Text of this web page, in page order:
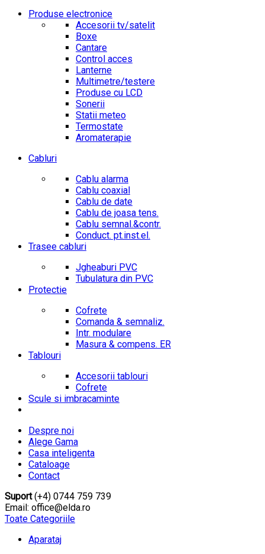
Produse electronice
Accesorii tv/satelit
Boxe
Cantare
Control acces
Lanterne
Multimetre/testere
Produse cu LCD
Sonerii
Statii meteo
Termostate
Aromaterapie
Cabluri
Cablu alarma
Cablu coaxial
Cablu de date
Cablu de joasa tens.
Cablu semnal.&contr.
Conduct. pt.inst.el.
Trasee cabluri
Jgheaburi PVC
Tubulatura din PVC
Protectie
Cofrete
Comanda & semnaliz.
Intr. modulare
Masura & compens. ER
Tablouri
Accesorii tablouri
Cofrete
Scule si imbracaminte
Despre noi
Alege Gama
Casa inteligenta
Cataloage
Contact
Suport(+4) 0744 759 739
Email: office@elda.ro
Toate Categoriile
Aparataj